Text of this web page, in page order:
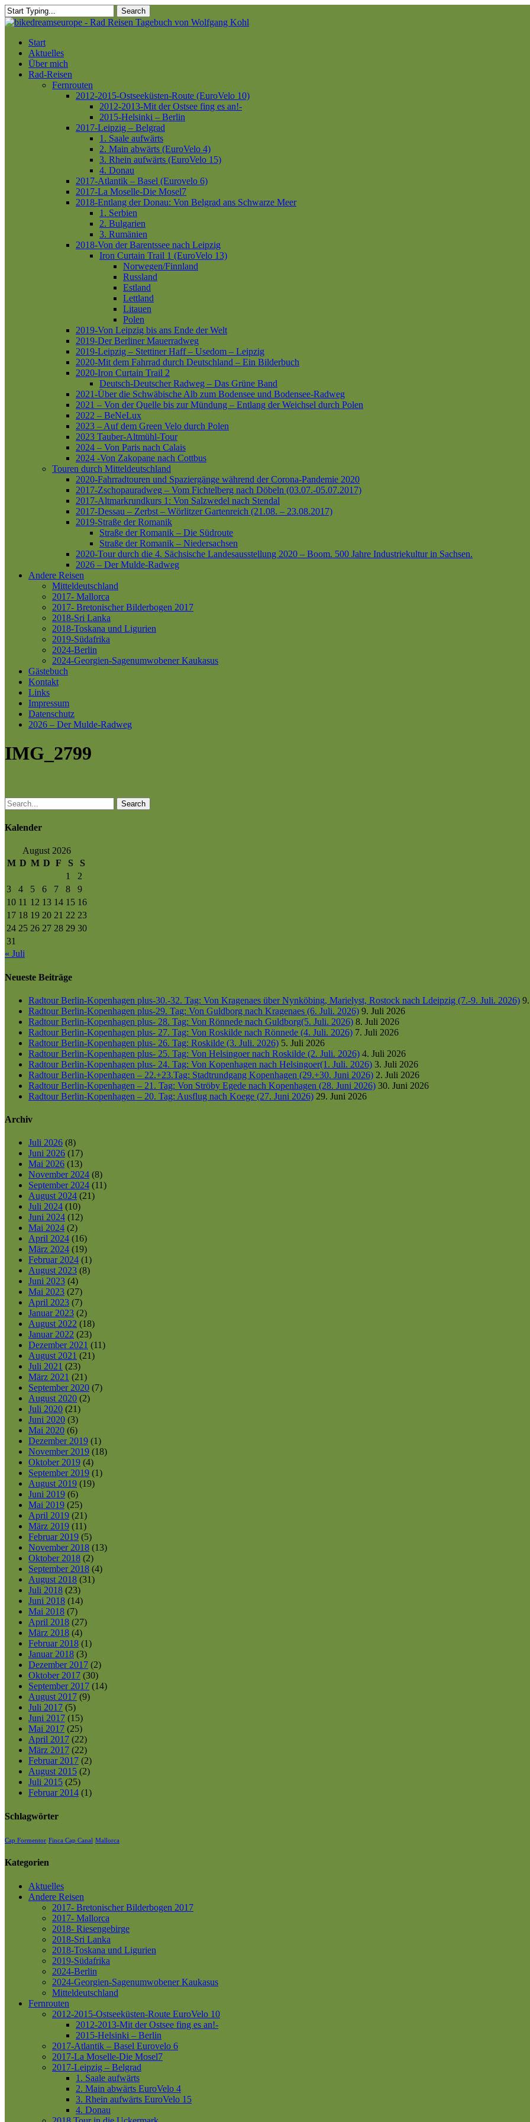
Skip
to
content
Search
Close
Menu
Start
Aktuelles
Über mich
Rad-Reisen
Fernrouten
2012-2015-Ostseeküsten-Route (EuroVelo 10)
2012-2013-Mit der Ostsee fing es an!-
2015-Helsinki – Berlin
2017-Leipzig – Belgrad
1. Saale aufwärts
2. Main abwärts (EuroVelo 4)
3. Rhein aufwärts (EuroVelo 15)
4. Donau
2017-Atlantik – Basel (Eurovelo 6)
2017-La Moselle-Die Mosel7
2018-Entlang der Donau: Von Belgrad ans Schwarze Meer
1. Serbien
2. Bulgarien
3. Rumänien
2018-Von der Barentssee nach Leipzig
Iron Curtain Trail 1 (EuroVelo 13)
Norwegen/Finnland
Russland
Estland
Lettland
Litauen
Polen
2019-Von Leipzig bis ans Ende der Welt
2019-Der Berliner Mauerradweg
2019-Leipzig – Stettiner Haff – Usedom – Leipzig
2020-Mit dem Fahrrad durch Deutschland – Ein Bilderbuch
2020-Iron Curtain Trail 2
Deutsch-Deutscher Radweg – Das Grüne Band
2021-Über die Schwäbische Alb zum Bodensee und Bodensee-Radweg
2021 – Von der Quelle bis zur Mündung – Entlang der Weichsel durch Polen
2022 – BeNeLux
2023 – Auf dem Green Velo durch Polen
2023 Tauber-Altmühl-Tour
2024 – Von Paris nach Calais
2024 -Von Zakopane nach Cottbus
Touren durch Mitteldeutschland
2020-Fahrradtouren und Spaziergänge während der Corona-Pandemie 2020
2017-Zschopauradweg – Vom Fichtelberg nach Döbeln (03.07.-05.07.2017)
2017-Altmarkrundkurs 1: Von Salzwedel nach Stendal
2017-Dessau – Zerbst – Wörlitzer Gartenreich (21.08. – 23.08.2017)
2019-Straße der Romanik
Straße der Romanik – Die Südroute
Straße der Romanik – Niedersachsen
2020-Tour durch die 4. Sächsische Landesausstellung 2020 – Boom. 500 Jahre Industriekultur in Sachsen.
2026 – Der Mulde-Radweg
Andere Reisen
Mitteldeutschland
2017- Mallorca
2017- Bretonischer Bilderbogen 2017
2018-Sri Lanka
2018-Toskana und Ligurien
2019-Südafrika
2024-Berlin
2024-Georgien-Sagenumwobener Kaukasus
Gästebuch
Kontakt
Links
Impressum
Datenschutz
2026 – Der Mulde-Radweg
IMG_2799
Search
Kalender
August 2026
M D M D F S
S
1
2
3
4 5 6 7 8
9
10 11 12 13 14 15 16
17 18 19 20 21 22 23
24 25 26 27 28 29 30
31
« Juli
Neueste Beiträge
Radtour Berlin-Kopenhagen plus-30.-32. Tag: Von Kragenaes über Nynköbing, Marielyst, Rostock nach Ldeipzig (7.-9. Juli. 2026)
Radtour Berlin-Kopenhagen plus-29. Tag: Von Guldborg nach Kragenaes (6. Juli. 2026) 9. Juli 2026
Radtour Berlin-Kopenhagen plus- 28. Tag: Von Rönnede nach Guldborg(5. Juli. 2026) 8. Juli 2026
Radtour Berlin-Kopenhagen plus- 27. Tag: Von Roskilde nach Rönnede (4. Juli. 2026) 7. Juli 2026
Radtour Berlin-Kopenhagen plus- 26. Tag: Roskilde (3. Juli. 2026) 5. Juli 2026
Radtour Berlin-Kopenhagen plus- 25. Tag: Von Helsingoer nach Roskilde (2. Juli. 2026) 4. Juli 2026
Radtour Berlin-Kopenhagen plus- 24. Tag: Von Kopenhagen nach Helsingoer(1. Juli. 2026) 3. Juli 2026
Radtour Berlin-Kopenhagen – 22.+23.Tag: Stadtrundgang Kopenhagen (29.+30. Juni 2026) 2. Juli 2026
Radtour Berlin-Kopenhagen – 21. Tag: Von Ströby Egede nach Kopenhagen (28. Juni 2026) 30. Juni 2026
Radtour Berlin-Kopenhagen – 20. Tag: Ausflug nach Koege (27. Juni 2026) 29. Juni 2026
Archiv
Juli 2026 (8)
Juni 2026 (17)
Mai 2026 (13)
November 2024 (8)
September 2024 (11)
August 2024 (21)
Juli 2024 (10)
Juni 2024 (12)
Mai 2024 (2)
April 2024 (16)
März 2024 (19)
Februar 2024 (1)
August 2023 (8)
Juni 2023 (4)
Mai 2023 (27)
April 2023 (7)
Januar 2023 (2)
August 2022 (18)
Januar 2022 (23)
Dezember 2021 (11)
August 2021 (21)
Juli 2021 (23)
März 2021 (21)
September 2020 (7)
August 2020 (2)
Juli 2020 (21)
Juni 2020 (3)
Mai 2020 (6)
Dezember 2019 (1)
November 2019 (18)
Oktober 2019 (4)
September 2019 (1)
August 2019 (19)
Juni 2019 (6)
Mai 2019 (25)
April 2019 (21)
März 2019 (11)
Februar 2019 (5)
November 2018 (13)
Oktober 2018 (2)
September 2018 (4)
August 2018 (31)
Juli 2018 (23)
Juni 2018 (14)
Mai 2018 (7)
April 2018 (27)
März 2018 (4)
Februar 2018 (1)
Januar 2018 (3)
Dezember 2017 (2)
Oktober 2017 (30)
September 2017 (14)
August 2017 (9)
Juli 2017 (5)
Juni 2017 (15)
Mai 2017 (25)
April 2017 (22)
März 2017 (22)
Februar 2017 (2)
August 2015 (2)
Juli 2015 (25)
Februar 2014 (1)
Schlagwörter
Cap Formentor Finca Cap Canal Mallorca
Kategorien
Aktuelles
Andere Reisen
2017- Bretonischer Bilderbogen 2017
2017- Mallorca
2018- Riesengebirge
2018-Sri Lanka
2018-Toskana und Ligurien
2019-Südafrika
2024-Berlin
2024-Georgien-Sagenumwobener Kaukasus
Mitteldeutschland
Fernrouten
2012-2015-Ostseeküsten-Route EuroVelo 10
2012-2013-Mit der Ostsee fing es an!-
2015-Helsinki – Berlin
2017-Atlantik – Basel Eurovelo 6
2017-La Moselle-Die Mosel7
2017-Leipzig – Belgrad
1. Saale aufwärts
2. Main abwärts EuroVelo 4
3. Rhein aufwärts EuroVelo 15
4. Donau